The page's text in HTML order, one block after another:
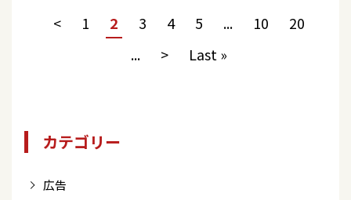
< 1 2 3 4 5 ... 10
20
...
> Last »
カテゴリー
広告